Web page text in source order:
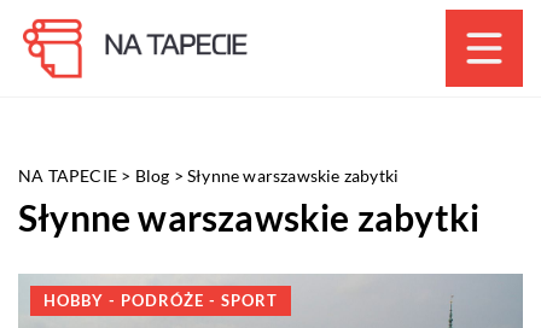
NA TAPECIE > Blog >Słynne warszawskie zabytki
Słynne warszawskie zabytki
HOBBY - PODRÓŻE - SPORT